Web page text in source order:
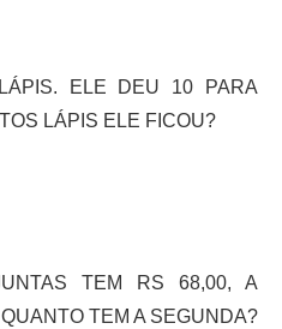
ELE DEU 10 PARA
LÁPIS ELE FICOU?
TEM RS 68,00, A
TEM A SEGUNDA?